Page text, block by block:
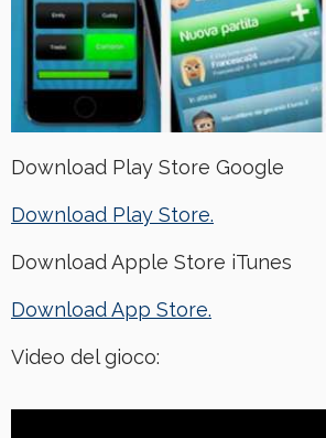
Download Play Store Google
Download Play Store.
Download Apple Store iTunes
Download App Store.
Video del gioco: